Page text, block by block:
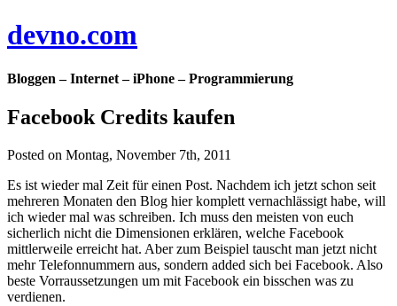
devno.com
Bloggen – Internet – iPhone – Programmierung
Facebook Credits kaufen
Posted on Montag, November 7th, 2011
Es ist wieder mal Zeit für einen Post. Nachdem ich jetzt schon seit
mehreren Monaten den Blog hier komplett vernachlässigt habe, will
ich wieder mal was schreiben. Ich muss den meisten von euch
sicherlich nicht die Dimensionen erklären, welche Facebook
mittlerweile erreicht hat. Aber zum Beispiel tauscht man jetzt nicht
mehr Telefonnummern aus, sondern added sich bei Facebook. Also
beste Vorraussetzungen um mit Facebook ein bisschen was zu
verdienen.